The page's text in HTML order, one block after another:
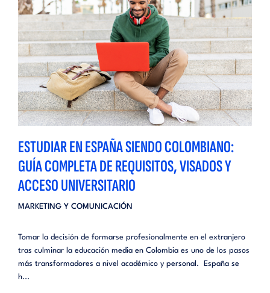
ESTUDIAR EN ESPAÑA SIENDO COLOMBIANO:
GUÍA COMPLETA DE REQUISITOS, VISADOS Y
ACCESO UNIVERSITARIO
MARKETING Y COMUNICACIÓN
Tomar la decisión de formarse profesionalmente en el extranjero
tras culminar la educación media en Colombia es uno de los pasos
más transformadores a nivel académico y personal. España se
h...